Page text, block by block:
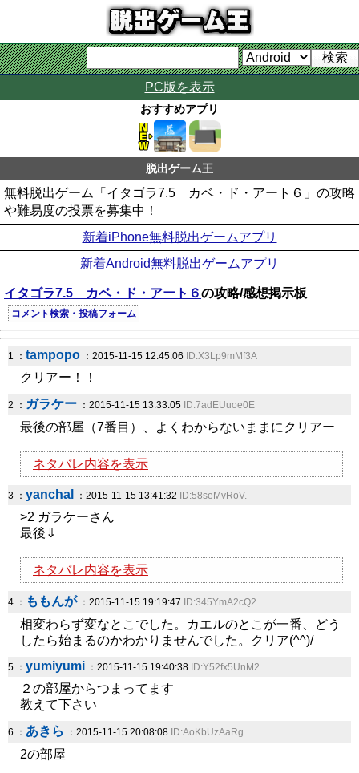
PC版を表示
おすすめアプリ
脱出ゲーム王
無料脱出ゲーム「イタゴラ7.5 カベ・ド・アート６」の攻略
や難易度の投票を募集中！
新着iPhone無料脱出ゲームアプリ
新着Android無料脱出ゲームアプリ
イタゴラ7.5 カベ・ド・アート６の攻略/感想掲示板
コメント検索・投稿フォーム
1 ： tampopo ：2015-11-15 12:45:06 ID:X3Lp9mMf3A
クリアー！！
2 ： ガラケー ：2015-11-15 13:33:05 ID:7adEUuoe0E
最後の部屋（7番目）、よくわからないままにクリアー
ネタバレ内容を表示
3 ： yanchal ：2015-11-15 13:41:32 ID:58seMvRoV.
>2 ガラケーさん
最後⇓
ネタバレ内容を表示
4 ： ももんが：2015-11-15 19:19:47 ID:345YmA2cQ2
相変わらず変なとこでした。カエルのとこが一番、どう
したら始まるのかわかりませんでした。クリア(^^)/
5 ： yumiyumi ：2015-11-15 19:40:38 ID:Y52fx5UnM2
２の部屋からつまってます
教えて下さい
6 ： あきら ：2015-11-15 20:08:08 ID:AoKbUzAaRg
2の部屋